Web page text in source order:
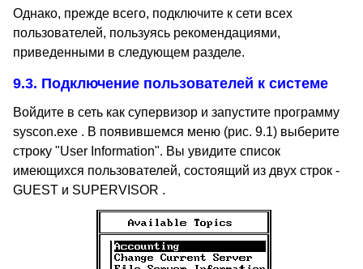
Однако, прежде всего, подключите к сети всех
пользователей, пользуясь рекомендациями,
приведенными в следующем разделе.
9.3. Подключение пользователей к системе
Войдите в сеть как супервизор и запустите программу
syscon.exe . В появившемся меню (рис. 9.1) выберите
строку "User Information". Вы увидите список
имеющихся пользователей, состоящий из двух строк -
GUEST и SUPERVISOR .